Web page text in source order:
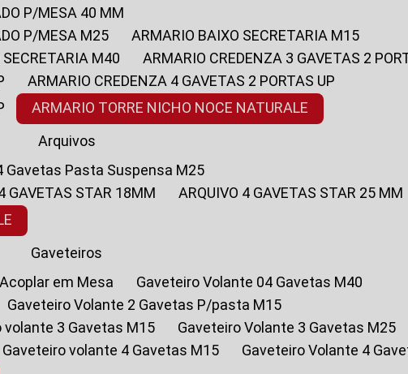
P/MESA 40 MM
P/MESA M25
ARMARIO BAIXO SECRETARIA M15
SECRETARIA M40
ARMARIO CREDENZA 3 GAVETAS 2
ARMARIO CREDENZA 4 GAVETAS 2 PORTAS UP
ARMARIO TORRE NICHO NOCE NATURALE
Arquivos
Gavetas Pasta Suspensa M25
4 GAVETAS STAR 18MM
ARQUIVO 4 GAVETAS STAR 25 MM
Gaveteiros
Acoplar em Mesa
Gaveteiro Volante 04 Gavetas M40
Gaveteiro Volante 2 Gavetas P/pasta M15
volante 3 Gavetas M15
Gaveteiro Volante 3 Gavetas M25
Gaveteiro volante 4 Gavetas M15
Gaveteiro Volante 4